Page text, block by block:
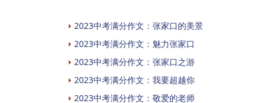
2023中考满分作文：张家口的美景
2023中考满分作文：魅力张家口
2023中考满分作文：张家口之游
2023中考满分作文：我要超越你
2023中考满分作文：敬爱的老师